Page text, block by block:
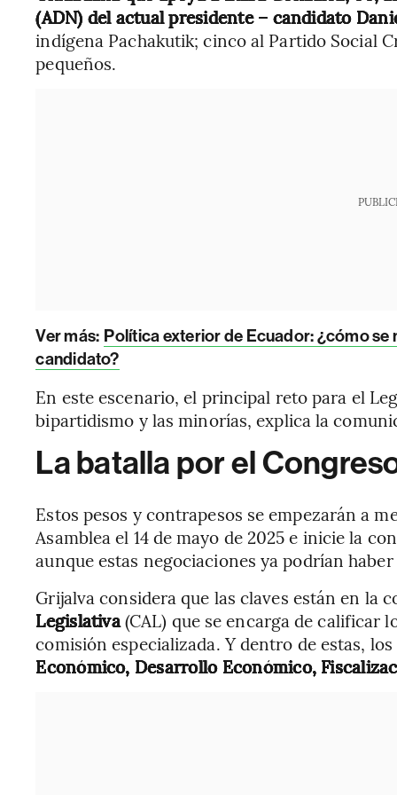
(ADN) del actual presidente – candidato
indígena Pachakutik; cinco al Partido Social
pequeños.
Ver más: Política exterior de Ecuador: ¿cómo se
candidato?
En este escenario, el principal reto para el
bipartidismo y las minorías, explica la
La batalla por el
Estos pesos y contrapesos se empezarán a
Asamblea el 14 de mayo de 2025 e inicie la
aunque estas negociaciones ya podrían
Grijalva considera que las claves están en la
Legislativa(CAL) que se encarga de calificar
comisión especializada. Y dentro de estas,
Económico, Desarrollo Económico,